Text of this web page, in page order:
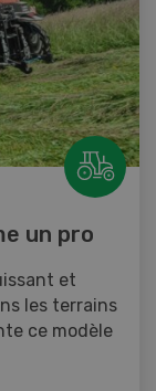
un pro
et
les terrains
ce modèle